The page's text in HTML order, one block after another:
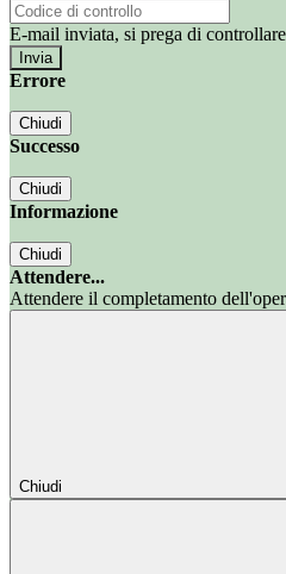
E-mail inviata, si prega di
Errore
Chiudi
Successo
Chiudi
Informazione
Chiudi
Attendere...
Attendere il completamento
Chiudi